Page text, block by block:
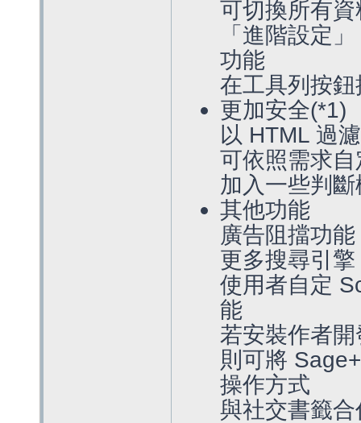
可切換所有
「進階設定
功能
在工具列按
更加安全(*1)
以 HTML 過
可依照需求
加入一些判
其他功能
廣告阻擋功能
更多搜尋引
使用者自定
能
若安裝作者
則可將
操作方式
與社交書籤